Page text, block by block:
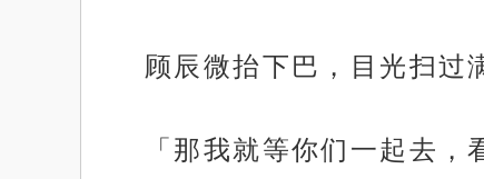
顾辰微抬下巴，目光扫过
「那我就等你们一起去